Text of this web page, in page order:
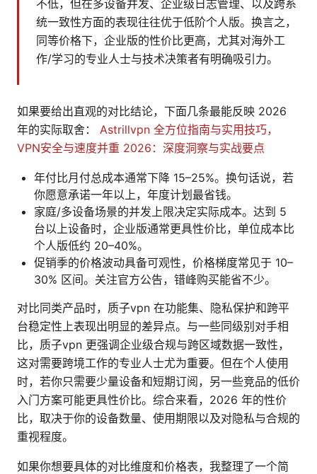
不低，但在多设备并发、企业级日志管理、以及跨系
统一致性方面的表现往往优于低阶个人版。换言之，
同等价格下，企业版的性价比更高，尤其对海外工
作/学习的专业人士与技术决策者有明确吸引力。
如果要给出直观的对比结论，下面几条最能反映 2026
年的实际取舍： Astrillvpn 全方位指南与实用技巧，
VPN安全与速度并重 2026：深度洞察与实战要点
年付比月付总成本通常下降 15–25%。换句话说，若
你愿意承诺一年以上，年度计划最省钱。
家庭/多设备场景的并发上限决定实际成本。达到 5
台以上设备时，企业版通常更具性价比，单位成本比
个人版低约 20–40%。
促销季的价格波动具备可观性，价格梯度常见于 10–
30% 区间。关注官方公告，错峰购买能省不少。
对比同类产品时，质子vpn 在功能集、隐私保护和跨平
台稳定性上表现出明显的差异点。与一些同级别对手相
比，质子vpn 更强调企业级合规与跨区域数据一致性，
这对需要跨境工作的专业人士尤为重要。但在个人使用
时，若你只需要少量设备和短期订阅，另一些竞品的低价
入门方案可能更具性价比。综合来看，2026 年的性价
比，取决于你的设备数量、使用期限以及对隐私与合规的
重视程度。
如果你想要具体的对比维度和价格表，我整理了一个简